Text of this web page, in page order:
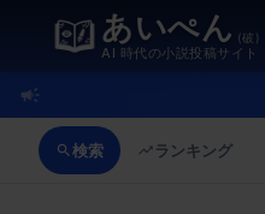
あいぺん (破)
AI 時代の小説投稿サイト
検索 ランキング